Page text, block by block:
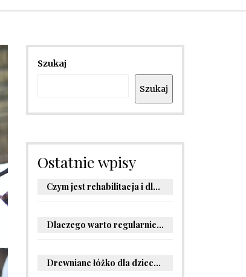
Szukaj
Szukaj
Ostatnie wpisy
Czym jest rehabilitacja i dlaczego jest kluczowa dla powrotu do zdrowia?
Dlaczego warto regularnie odwiedzać stomatologa?
Drewniane łóżko dla dziecka – oryginalne pomysły na aranżację pokoju malucha